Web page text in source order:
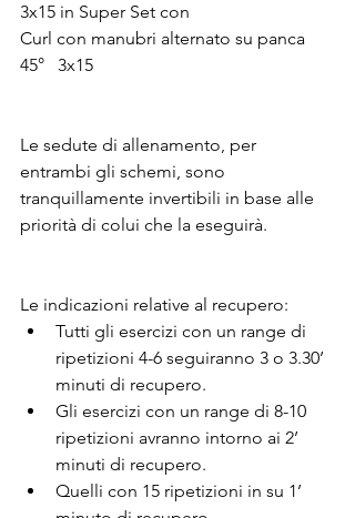
3x15 in Super Set con
Curl con manubri alternato su panca
45°
3x15
Le sedute di allenamento, per
entrambi gli schemi, sono
tranquillamente invertibili in base alle
priorità di colui che la eseguirà.
Le indicazioni relative al recupero:
Tutti gli esercizi con un range di
ripetizioni 4-6 seguiranno 3 o 3.30’
minuti di recupero.
Gli esercizi con un range di 8-10
ripetizioni avranno intorno ai 2’
minuti di recupero.
Quelli con 15 ripetizioni in su 1’